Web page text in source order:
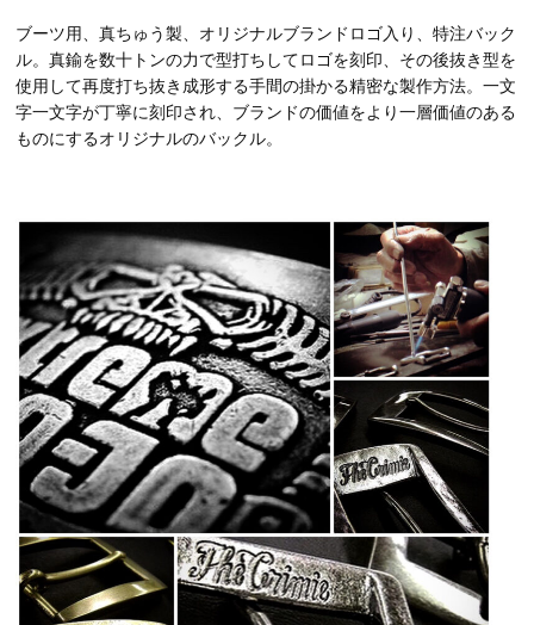
ブーツ用、真ちゅう製、オリジナルブランドロゴ入り、特注バック
ル。真鍮を数十トンの力で型打ちしてロゴを刻印、その後抜き型を
使用して再度打ち抜き成形する手間の掛かる精密な製作方法。一文
字一文字が丁寧に刻印され、ブランドの価値をより一層価値のある
ものにするオリジナルのバックル。